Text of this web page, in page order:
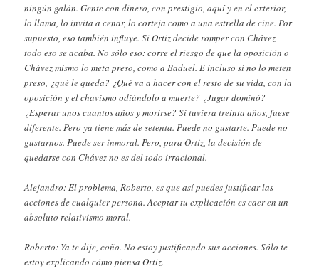
ningún galán. Gente con dinero, con prestigio, aquí y en el exterior,
lo llama, lo invita a cenar, lo corteja como a una estrella de cine. Por
supuesto, eso también influye. Si Ortiz decide romper con Chávez
todo eso se acaba. No sólo eso: corre el riesgo de que la oposición o
Chávez mismo lo meta preso, como a Baduel. E incluso si no lo meten
preso, ¿qué le queda? ¿Qué va a hacer con el resto de su vida, con la
oposición y el chavismo odiándolo a muerte? ¿Jugar dominó?
¿Esperar unos cuantos años y morirse? Si tuviera treinta años, fuese
diferente. Pero ya tiene más de setenta. Puede no gustarte. Puede no
gustarnos. Puede ser inmoral. Pero, para Ortiz, la decisión de
quedarse con Chávez no es del todo irracional.
Alejandro: El problema, Roberto, es que así puedes justificar las
acciones de cualquier persona. Aceptar tu explicación es caer en un
absoluto relativismo moral.
Roberto: Ya te dije, coño. No estoy justificando sus acciones. Sólo te
estoy explicando cómo piensa Ortiz.